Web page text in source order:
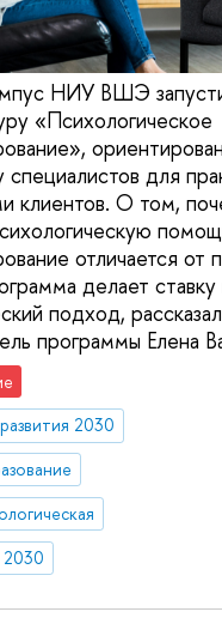
НИУ ВШЭ
«Психологическое
специалистов для
клиентов. О том,
отличается от
делает ставку
подход,
программы Елена
2030